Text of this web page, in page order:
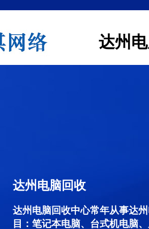
达州
达州电脑回收
达州电脑回收中心常年从事达
目：笔记本电脑、台式机电脑